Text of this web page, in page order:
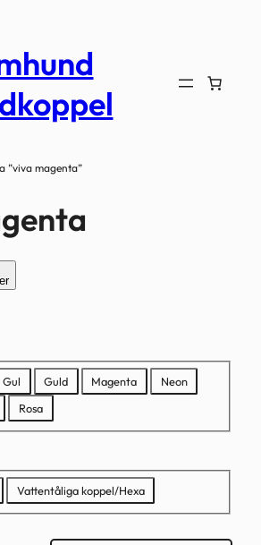
”viva magenta”
Gul Guld Magenta
Neon
Rosa
Vattentåliga koppel/Hexa